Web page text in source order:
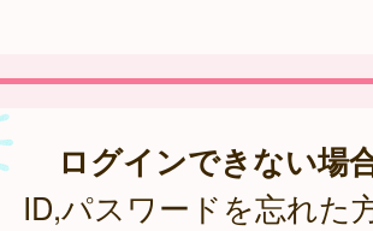
ログインできない場
ID,パスワードを忘れた